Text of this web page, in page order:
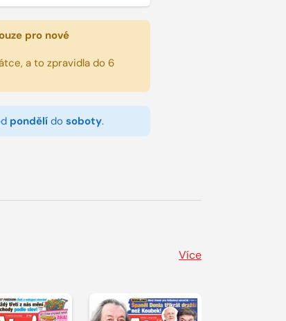
pro nové
a to zpravidla do 6
pondělído soboty.
Více